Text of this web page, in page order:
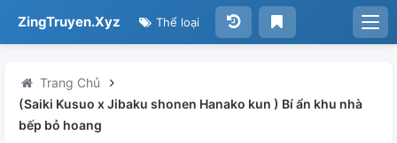
ZingTruyen.Xyz Thể loại
Trang Chủ
(Saiki Kusuo x Jibaku shonen Hanako kun ) Bí ẩn khu nhà
bếp bỏ hoang